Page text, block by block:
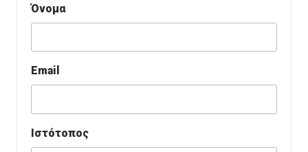
Όνομα
Email
Ιστότοπος